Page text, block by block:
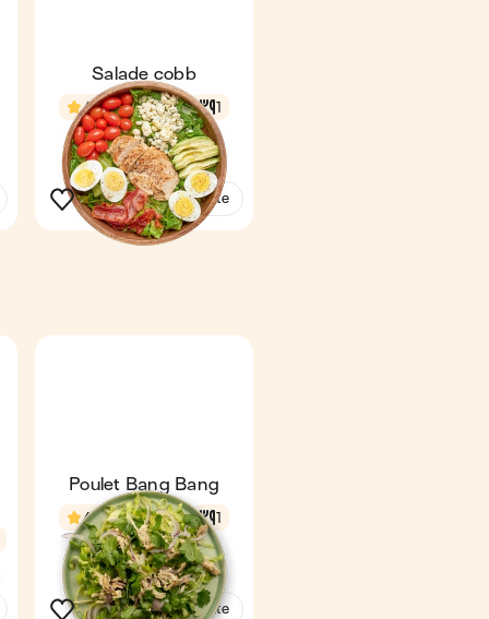
Salade cobb
4,8 18 min 1
Voir la recette
Poulet Bang Bang
4,3 16 min 1
Voir la recette